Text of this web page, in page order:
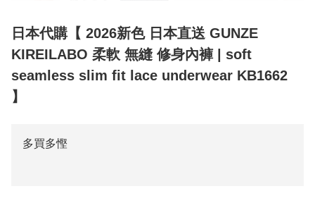
日本代購【 2026新色 日本直送 GUNZE
KIREILABO 柔軟 無縫 修身內褲 | soft
seamless slim fit lace underwear KB1662
】
多買多慳